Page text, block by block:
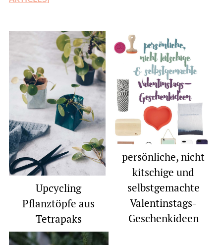
Upcycling
Pflanztöpfe aus
Tetrapaks
persönliche, nicht
kitschige und
selbstgemachte
Valentinstags-
Geschenkideen